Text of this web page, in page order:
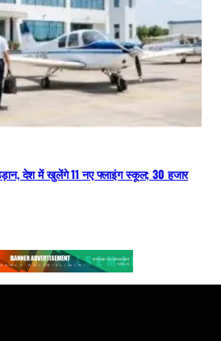
देश में खुलेंगे 11 नए फ्लाइंग स्कूल; 30 हजार